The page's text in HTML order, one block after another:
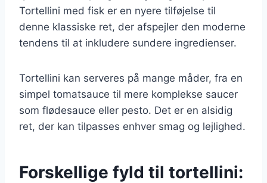
Tortellini med fisk er en nyere tilføjelse til
denne klassiske ret, der afspejler den moderne
tendens til at inkludere sundere ingredienser.
Tortellini kan serveres på mange måder, fra en
simpel tomatsauce til mere komplekse saucer
som flødesauce eller pesto. Det er en alsidig
ret, der kan tilpasses enhver smag og lejlighed.
Forskellige fyld til tortellini: